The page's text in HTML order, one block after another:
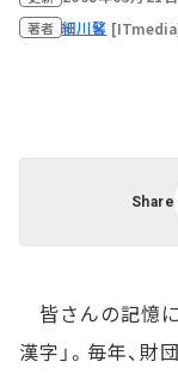
著者 細川馨
Share
皆さんの記憶
漢字」。毎年、